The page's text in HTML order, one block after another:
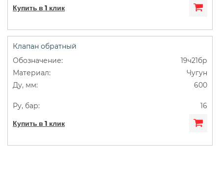
Купить в 1 клик
Клапан обратный
19ч21бр
Чугун
600
16
Купить в 1 клик